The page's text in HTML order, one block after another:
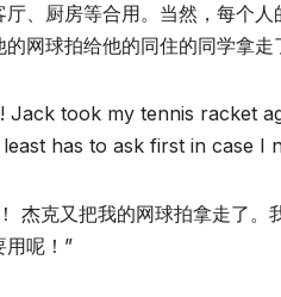
、厨房等合用。当然，每个
网球拍给他的同住的同学拿走
Jack took my tennis racket
has to ask first in case I
杰克又把我的网球拍拿走了
用呢！”